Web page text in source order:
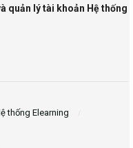
quản lý tài khoản Hệ thống
thống Elearning